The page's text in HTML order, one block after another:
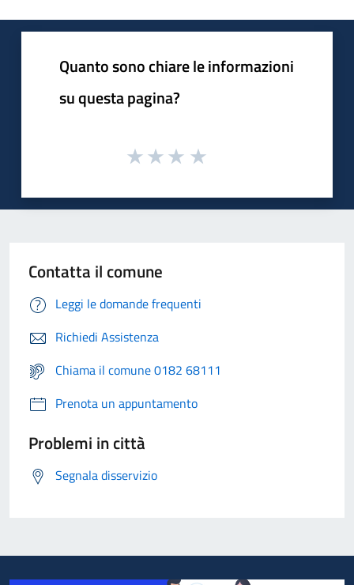
Quanto sono chiare le informazioni
su questa pagina?
Contatta il comune
Leggi le domande frequenti
Richiedi Assistenza
Chiama il comune 0182 68111
Prenota un appuntamento
Problemi in città
Segnala disservizio